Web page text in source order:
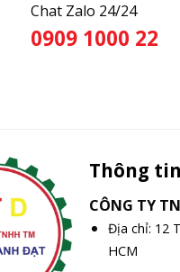
Chat Zalo 24/24
0909 1000 22
Thông
CÔNG TY
Địa chỉ: 12
HCM